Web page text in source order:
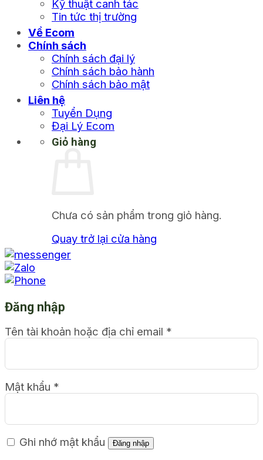
Kỹ thuật canh tác
Tin tức thị trường
Về Ecom
Chính sách
Chính sách đại lý
Chính sách bảo hành
Chính sách bảo mật
Liên hệ
Tuyển Dụng
Đại Lý Ecom
Giỏ hàng
Chưa có sản phẩm trong giỏ hàng.
Quay trở lại cửa hàng
Đăng nhập
Tên tài khoản hoặc địa chỉ email *
Mật khẩu *
Ghi nhớ mật khẩu Đăng nhập